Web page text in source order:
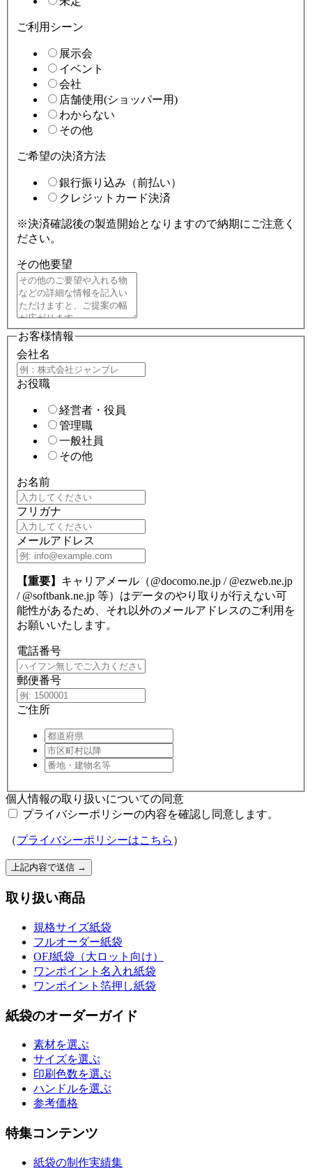
ご利用シーン
展示会
イベント
会社
店舗使用(ショッパー用)
わからない
その他
ご希望の決済方法
銀行振り込み（前払い）
クレジットカード決済
※決済確認後の製造開始となりますので納期にご注意く
ださい。
その他要望
お客様情報
会社名
お役職
経営者・役員
管理職
一般社員
その他
お名前
フリガナ
メールアドレス
【重要】 キャリアメール（@docomo.ne.jp / @ezweb.ne.jp
/ @softbank.ne.jp 等）はデータのやり取りが行えない可
能性があるため、それ以外のメールアドレスのご利用を
お願いいたします。
電話番号
郵便番号
ご住所
個人情報の取り扱いについての同意
プライバシーポリシーの内容を確認し同意します。
（プライバシーポリシーはこちら ）
上記内容で送信 →
取り扱い商品
規格サイズ紙袋
フルオーダー紙袋
OFJ紙袋（大ロット向け）
ワンポイント名入れ紙袋
ワンポイント箔押し紙袋
紙袋のオーダーガイド
素材を選ぶ
サイズを選ぶ
印刷色数を選ぶ
ハンドルを選ぶ
参考価格
特集コンテンツ
紙袋の制作実績集